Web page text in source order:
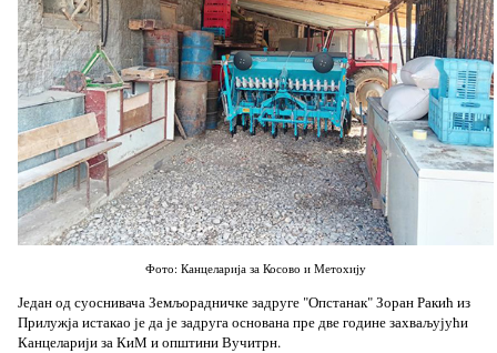
Фото: Канцеларија за Косово и Метохију
Један од суоснивача Земљорадничке задруге "Опстанак" Зоран Ракић из
Прилужја истакао је да је задруга основана пре две године захваљујући
Канцеларији за КиМ и општини Вучитрн.